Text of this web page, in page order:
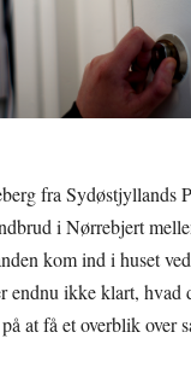
fra Sydøstjyllands
i Nørrebjert
kom ind i huset
endnu ikke klart, hvad
at få et overblik over